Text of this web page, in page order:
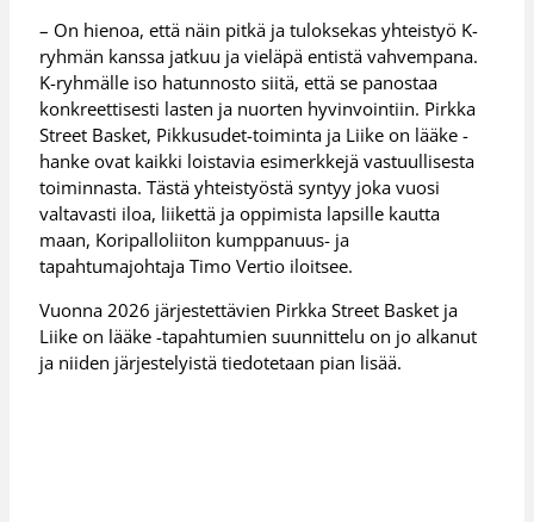
– On hienoa, että näin pitkä ja tuloksekas yhteistyö K-
ryhmän kanssa jatkuu ja vieläpä entistä vahvempana.
K-ryhmälle iso hatunnosto siitä, että se panostaa
konkreettisesti lasten ja nuorten hyvinvointiin. Pirkka
Street Basket, Pikkusudet-toiminta ja Liike on lääke -
hanke ovat kaikki loistavia esimerkkejä vastuullisesta
toiminnasta. Tästä yhteistyöstä syntyy joka vuosi
valtavasti iloa, liikettä ja oppimista lapsille kautta
maan, Koripalloliiton kumppanuus- ja
tapahtumajohtaja Timo Vertio iloitsee.
Vuonna 2026 järjestettävien Pirkka Street Basket ja
Liike on lääke -tapahtumien suunnittelu on jo alkanut
ja niiden järjestelyistä tiedotetaan pian lisää.